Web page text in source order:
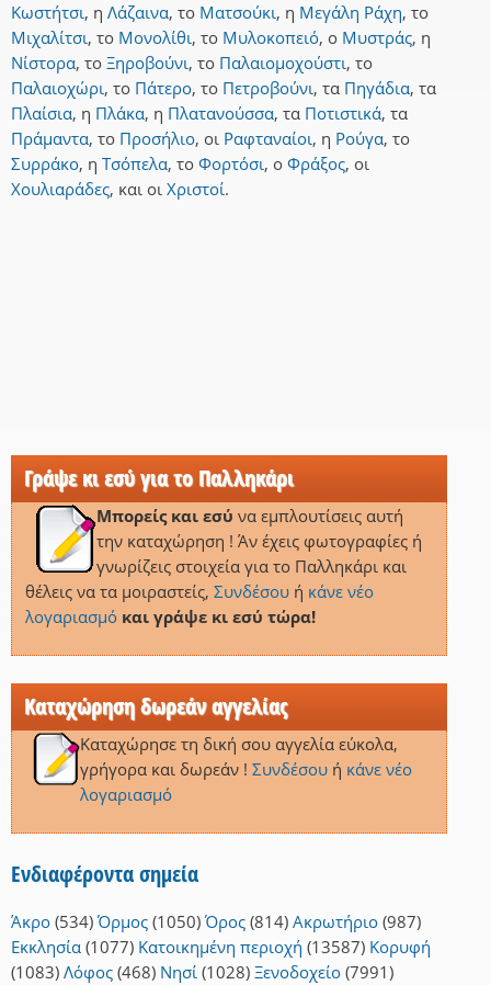
Κωστήτσι, η Λάζαινα, το Ματσούκι, η Μεγάλη Ράχη, το
Μιχαλίτσι, το Μονολίθι, το Μυλοκοπειό, ο Μυστράς, η
Νίστορα, το Ξηροβούνι, το Παλαιομοχούστι, το
Παλαιοχώρι, το Πάτερο, το Πετροβούνι, τα Πηγάδια, τα
Πλαίσια, η Πλάκα, η Πλατανούσσα, τα Ποτιστικά, τα
Πράμαντα, το Προσήλιο, οι Ραφταναίοι, η Ρούγα, το
Συρράκο, η Τσόπελα, το Φορτόσι, ο Φράξος, οι
Χουλιαράδες, και οι Χριστοί.
Γράψε κι εσύ για το Παλληκάρι
Μπορείς και εσύ να εμπλουτίσεις αυτή
την καταχώρηση ! Άν έχεις φωτογραφίες ή
γνωρίζεις στοιχεία για το Παλληκάρι και
θέλεις να τα μοιραστείς, Συνδέσουή κάνε νέο
λογαριασμό και γράψε κι εσύ τώρα!
Καταχώρηση δωρεάν αγγελίας
Καταχώρησε τη δική σου αγγελία εύκολα,
γρήγορα και δωρεάν ! Συνδέσουή κάνε νέο
λογαριασμό
Ενδιαφέροντα σημεία
Άκρο (534) Όρμος (1050) Όρος (814) Ακρωτήριο (987)
Εκκλησία (1077) Κατοικημένη περιοχή (13587) Κορυφή
(1083) Λόφος (468) Νησί (1028) Ξενοδοχείο (7991)